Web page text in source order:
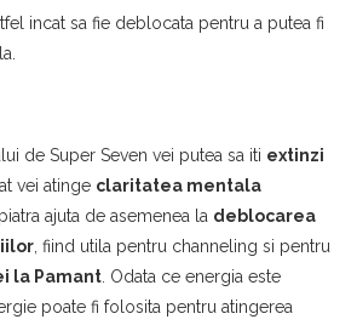
incat sa fie deblocata pentru a putea fi
de Super Seven vei putea sa iti extinzi
vei atinge claritatea mentala
piatra ajuta de asemenea la deblocarea
, fiind utila pentru channeling si pentru
la Pamant . Odata ce energia este
poate fi folosita pentru atingerea